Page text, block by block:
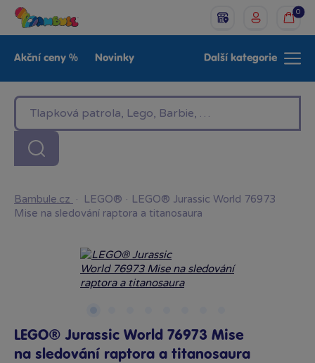
0
Akční ceny % Novinky
LEGO®
Baby Značky
Další kategorie
Bambule.cz · LEGO® · LEGO® Jurassic World 76973
Mise na sledování raptora a titanosaura
LEGO® Jurassic World 76973 Mise
na sledování raptora a titanosaura